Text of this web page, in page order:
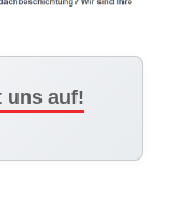
uns auf!